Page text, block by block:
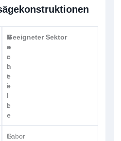
V
o
r
t
e
i
l
e
N
a
c
h
t
e
i
l
e
Geeigneter Sektor
E
G
Labor